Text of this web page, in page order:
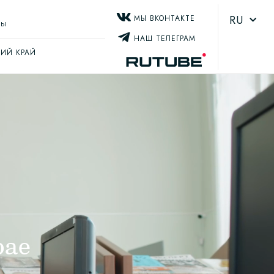
КРАЙ
МЫ ВКОНТАКТЕ
НАШ ТЕЛЕГРАМ
RU
и